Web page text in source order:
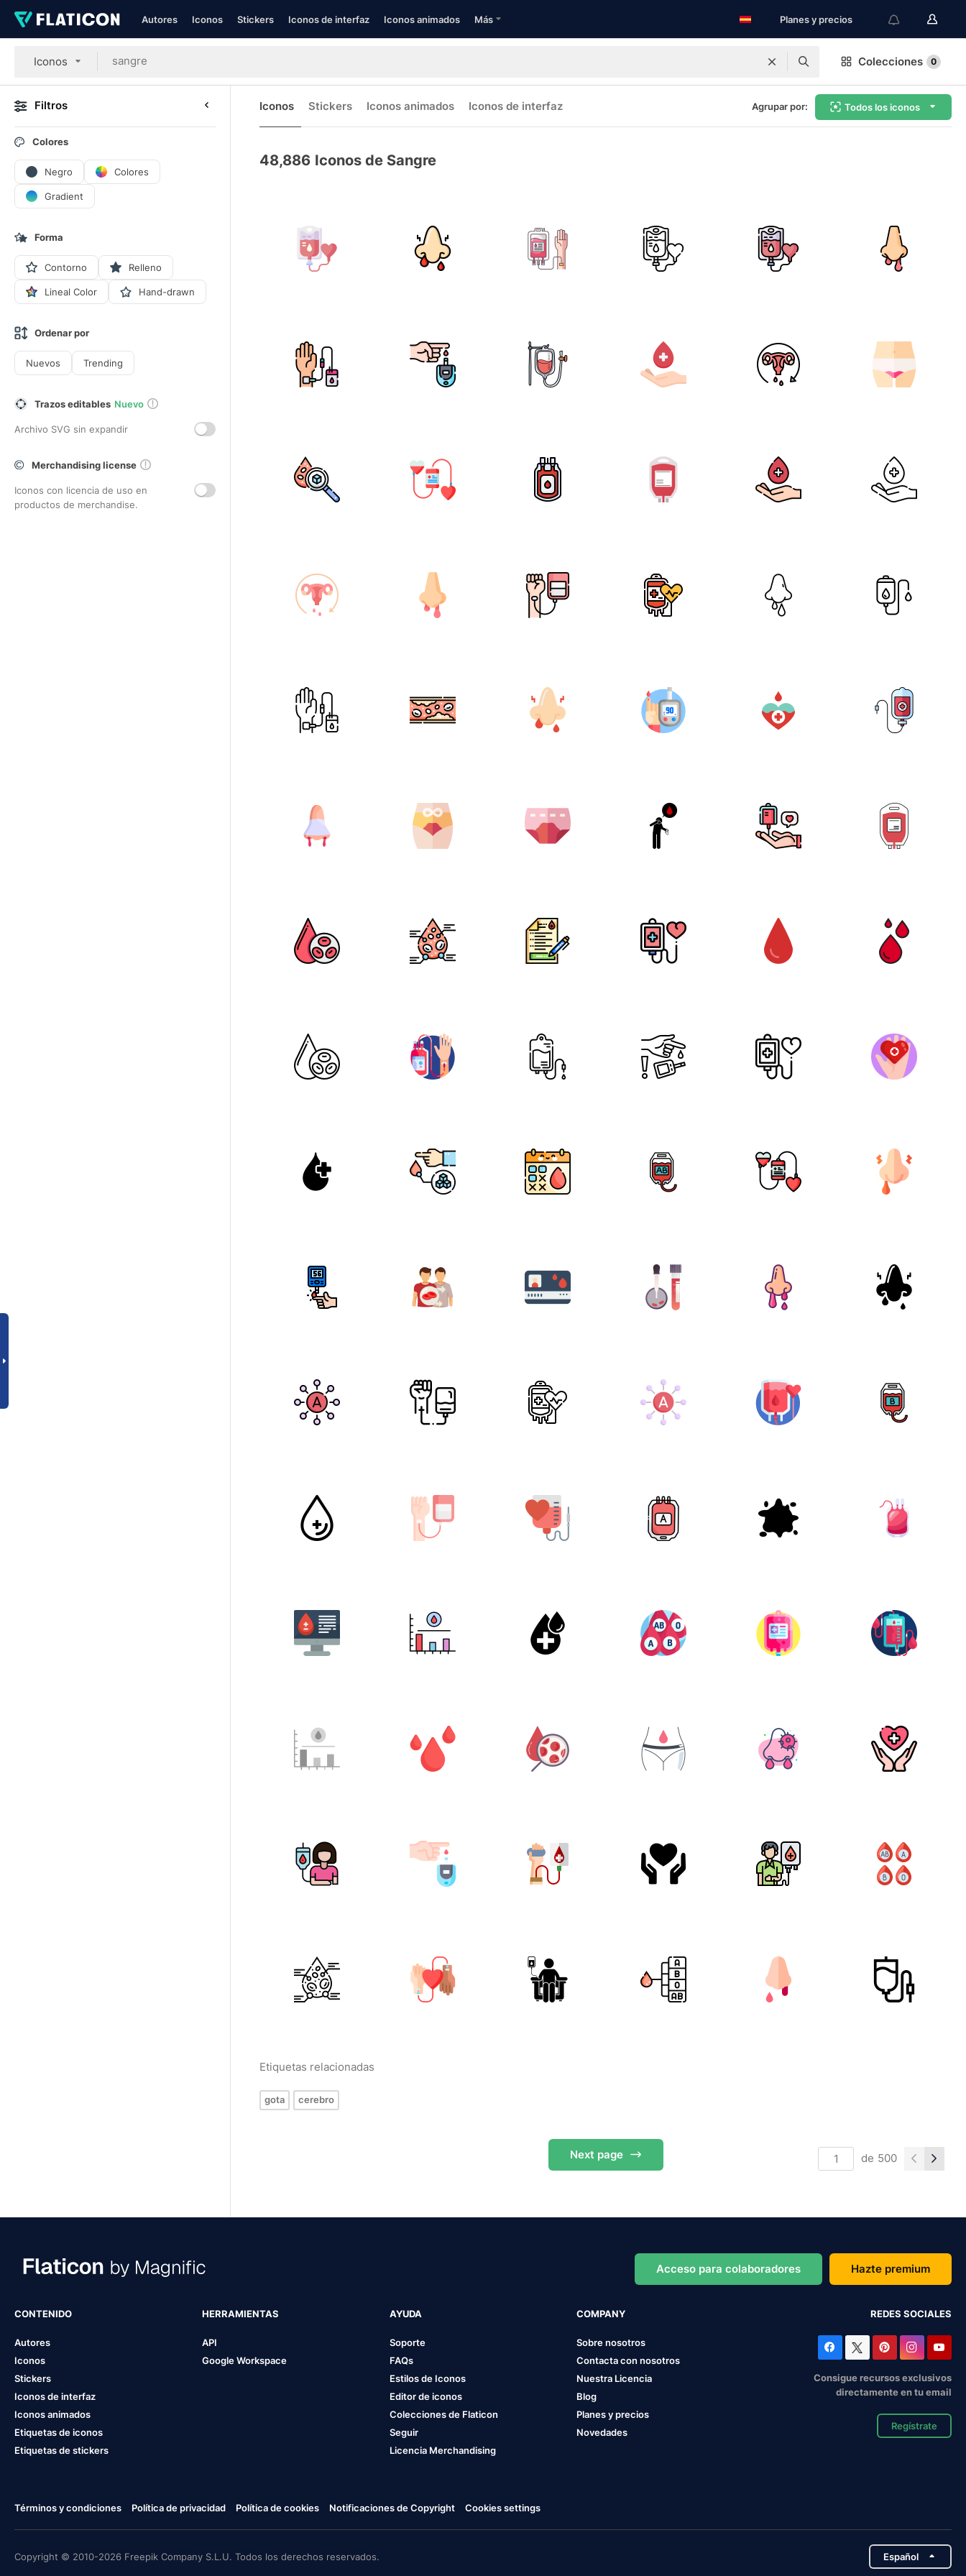
Autores Iconos Stickers Iconos de interfaz Iconos animados Más Planes y precios
Iconos Colecciones 0
Filtros
Colores
Negro Colores
Gradient
Forma
Contorno Relleno
Lineal Color Hand-drawn
Ordenar por
Nuevos Trending
Trazos editables Nuevo
Archivo SVG sin expandir
Merchandising license
Iconos con licencia de uso en
productos de merchandise.
Iconos Stickers Iconos animados Iconos de interfaz Agrupar por: Todos los iconos
48,886 Iconos de Sangre
Etiquetas relacionadas
gota cerebro
Next page de 500
Acceso para colaboradores Hazte premium
CONTENIDO
Autores
Iconos
Stickers
Iconos de interfaz
Iconos animados
Etiquetas de iconos
Etiquetas de stickers
HERRAMIENTAS
API
Google Workspace
AYUDA
Soporte
FAQs
Estilos de Iconos
Editor de iconos
Colecciones de Flaticon
Seguir
Licencia Merchandising
COMPANY
Sobre nosotros
Contacta con nosotros
Nuestra Licencia
Blog
Planes y precios
Novedades
REDES SOCIALES
Consigue recursos exclusivos
directamente en tu email
Regístrate
Términos y condiciones Política de privacidad Política de cookies Notificaciones de Copyright Cookies settings
Copyright © 2010-2026 Freepik Company S.L.U. Todos los derechos reservados. Español